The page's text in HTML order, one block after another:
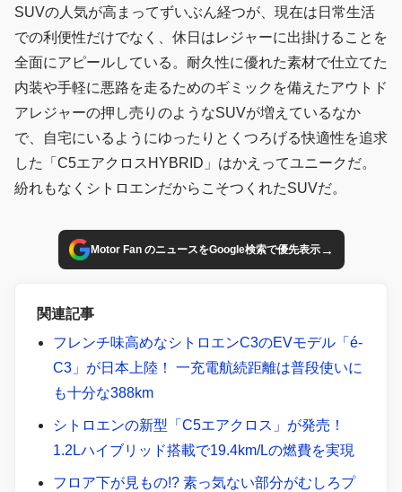
SUVの人気が高まってずいぶん経つが、現在は日常生活
での利便性だけでなく、休日はレジャーに出掛けることを
全面にアピールしている。耐久性に優れた素材で仕立てた
内装や手軽に悪路を走るためのギミックを備えたアウトド
アレジャーの押し売りのようなSUVが増えているなか
で、自宅にいるようにゆったりとくつろげる快適性を追求
した「C5エアクロスHYBRID」はかえってユニークだ。
紛れもなくシトロエンだからこそつくれたSUVだ。
Motor Fan のニュースをGoogle検索で優先表示→
関連記事
フレンチ味高めなシトロエンC3のEVモデル「é-
C3」が日本上陸！ 一充電航続距離は普段使いに
も十分な388km
シトロエンの新型「C5エアクロス」が発売！
1.2Lハイブリッド搭載で19.4km/Lの燃費を実現
フロア下が見もの!? 素っ気ない部分がむしろプ